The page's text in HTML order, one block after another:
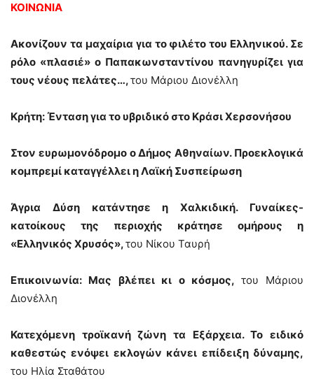
ΚΟΙΝΩΝΙΑ
Ακονίζουν τα μαχαίρια για το φιλέτο του Ελληνικού. Σε
ρόλο «πλασιέ» ο Παπακωνσταντίνου πανηγυρίζει για
τους νέους πελάτες…,του Μάριου Διονέλλη
Κρήτη: Ένταση για το υβριδικό στο Κράσι Χερσονήσου
Στον ευρωμονόδρομο ο Δήμος Αθηναίων. Προεκλογικά
κομπρεμί καταγγέλλει η Λαϊκή Συσπείρωση
Άγρια Δύση κατάντησε η Χαλκιδική. Γυναίκες-
κατοίκους της περιοχής κράτησε ομήρους η
«Ελληνικός Χρυσός»,του Νίκου Ταυρή
Επικοινωνία: Μας βλέπει κι ο κόσμος, του Μάριου
Διονέλλη
Κατεχόμενη τροϊκανή ζώνη τα Εξάρχεια. Το ειδικό
καθεστώς ενόψει εκλογών κάνει επίδειξη δύναμης,
του Ηλία Σταθάτου